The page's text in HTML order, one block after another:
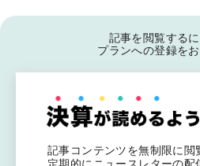
記事を閲覧する
プランへの登録を
記事コンテンツを無制限に閲
定期的にニュースレターの配